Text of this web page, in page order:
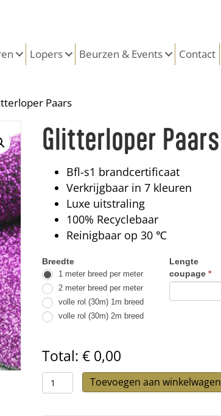
Lopers Beurzen & Events Contact
Paars
Glitterloper Paars
Bfl-s1 brandcertificaat
Verkrijgbaar in 7 kleuren
Luxe uitstraling
100% Recyclebaar
Reinigbaar op 30 ℃
Glitter
loper
1-
2
Breedte
1 meter breed per meter
2 meter breed per meter
volle rol (30m) 1m breed
volle rol (30m) 2m breed
Lengte
coupage*
Total: € 0,00
Glitterloper
Paars
Toevoegen aan winkelwagen